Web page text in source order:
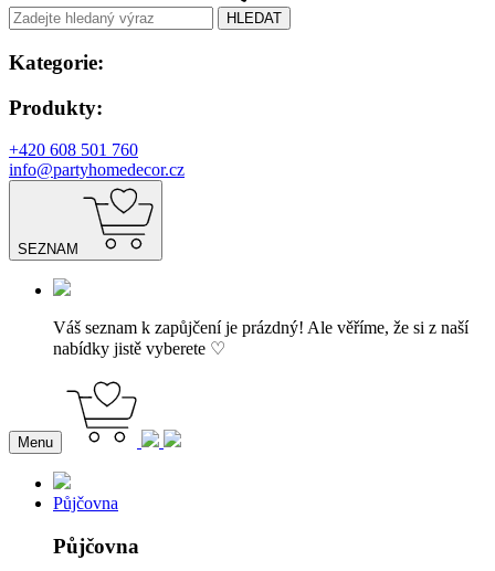
HLEDAT
Kategorie:
Produkty:
+420 608 501 760
info@partyhomedecor.cz
SEZNAM
Váš seznam k zapůjčení je prázdný! Ale věříme, že si z naší
nabídky jistě vyberete ♡
Menu
Půjčovna
Půjčovna